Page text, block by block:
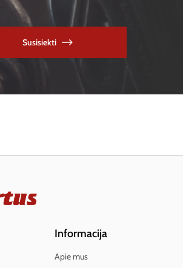
Susisiekti
Informacija
Apie mus